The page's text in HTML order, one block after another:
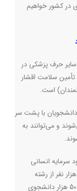
در کشور خواهیم
حرف پزشکی در
تأمین سلامت اقشار
است.
با پشت سر
و می‌توانند به
.
سرمایه انسانی
معاونت پرستاری وزارت بهداشت، سالانه 11 تا 15 هزار نفر از رشته
پرستاری فارغ‌التحصیل می‌شوند و در حال حاضر 50 هزار دانشجوی